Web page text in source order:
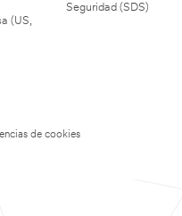
(US,
Seguridad (SDS)
de cookies